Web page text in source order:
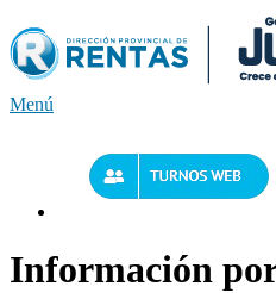
al
contenido
Menú
Información